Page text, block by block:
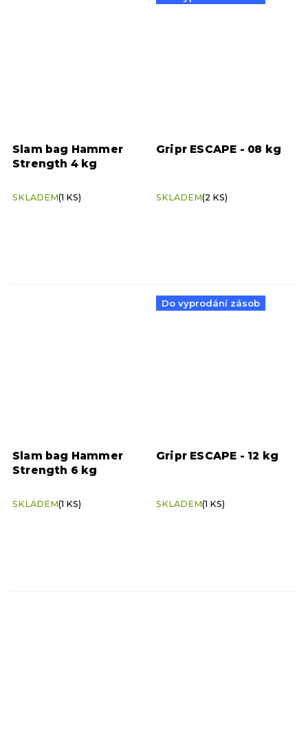
Slam bag Hammer
Strength 4 kg
SKLADEM(1 KS)
Gripr ESCAPE - 08 kg
SKLADEM(2 KS)
Slam bag Hammer
Strength 6 kg
SKLADEM(1 KS)
Do vyprodání zásob
Gripr ESCAPE - 12 kg
SKLADEM(1 KS)